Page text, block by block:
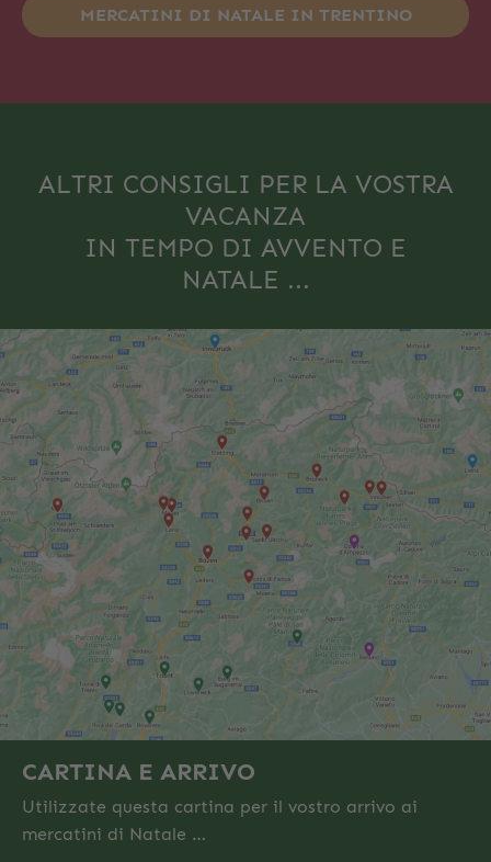
MERCATINI DI NATALE IN TRENTINO
ALTRI CONSIGLI PER LA VOSTRA
VACANZA
IN TEMPO DI AVVENTO E
NATALE ...
CARTINA E ARRIVO
Utilizzate questa cartina per il vostro arrivo ai
mercatini di Natale …